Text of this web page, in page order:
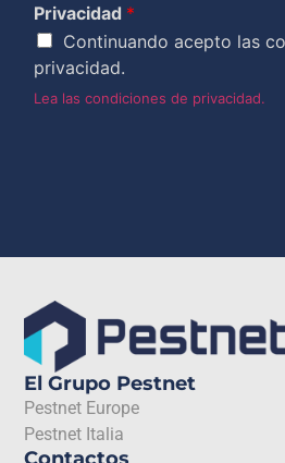
Privacidad *
Continuando acepto las
privacidad.
Lea las condiciones de privacidad.
El Grupo Pestnet
Pestnet Europe
Pestnet Italia